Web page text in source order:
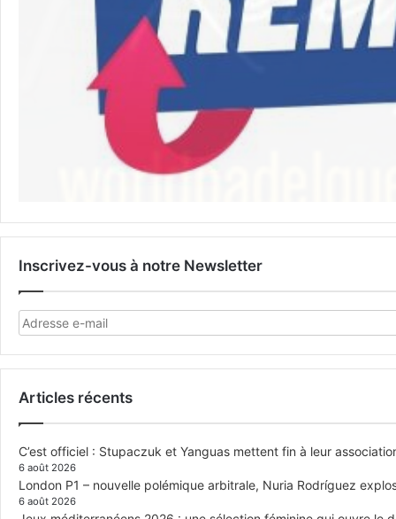
Inscrivez-vous à notre Newsletter
Articles récents
C’est officiel : Stupaczuk et Yanguas mettent fin à leur
6 août 2026
London P1 – nouvelle polémique arbitrale, Nuria Rodríguez
6 août 2026